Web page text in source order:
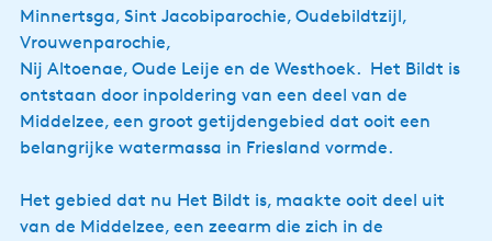
Minnertsga, Sint Jacobiparochie, Oudebildtzijl,
Vrouwenparochie,
Nij Altoenae, Oude Leije en de Westhoek. Het Bildt is
ontstaan door inpoldering van een deel van de
Middelzee, een groot getijdengebied dat ooit een
belangrijke watermassa in Friesland vormde.
Het gebied dat nu Het Bildt is, maakte ooit deel uit
van de Middelzee, een zeearm die zich in de